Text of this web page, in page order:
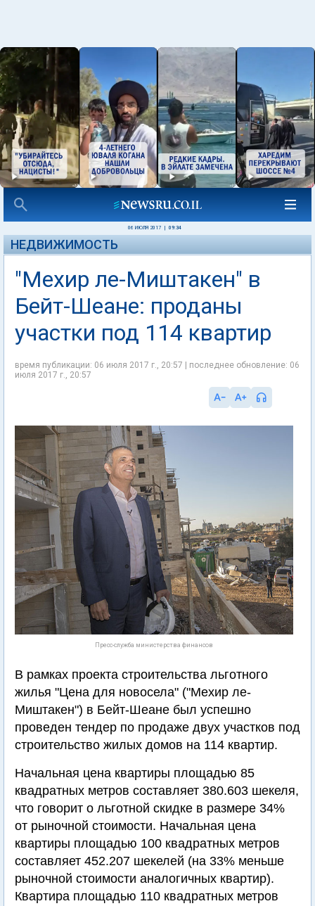
06 ИЮЛЯ 2017 09:34
НЕДВИЖИМОСТЬ
"Мехир ле-Миштакен" в
Бейт-Шеане: проданы
участки под 114 квартир
время публикации: 06 июля 2017 г., 20:57 | последнее обновление: 06
июля 2017 г., 20:57
Пресс-служба министерства финансов
В рамках проекта строительства льготного
жилья "Цена для новосела" ("Мехир ле-
Миштакен") в Бейт-Шеане был успешно
проведен тендер по продаже двух участков под
строительство жилых домов на 114 квартир.
Начальная цена квартиры площадью 85
квадратных метров составляет 380.603 шекеля,
что говорит о льготной скидке в размере 34%
от рыночной стоимости. Начальная цена
квартиры площадью 100 квадратных метров
составляет 452.207 шекелей (на 33% меньше
рыночной стоимости аналогичных квартир).
Квартира площадью 110 квадратных метров